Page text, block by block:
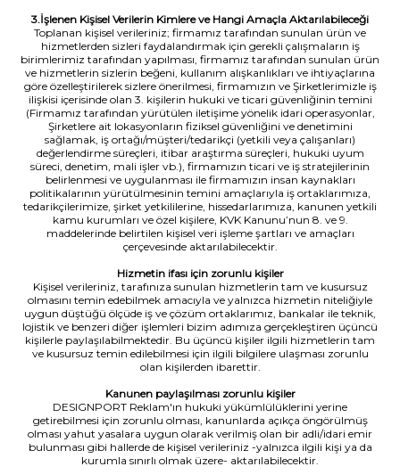
3.İşlenen Kişisel Verilerin Kimlere ve Hangi Amaçla Aktarılabileceği
Toplanan kişisel verileriniz; firmamız tarafından sunulan ürün ve
hizmetlerden sizleri faydalandırmak için gerekli çalışmaların iş
birimlerimiz tarafından yapılması, firmamız tarafından sunulan ürün
ve hizmetlerin sizlerin beğeni, kullanım alışkanlıkları ve ihtiyaçlarına
göre özelleştirilerek sizlere önerilmesi, firmamızın ve Şirketlerimizle iş
ilişkisi içerisinde olan 3. kişilerin hukuki ve ticari güvenliğinin temini
(Firmamız tarafından yürütülen iletişime yönelik idari operasyonlar,
Şirketlere ait lokasyonların fiziksel güvenliğini ve denetimini
sağlamak, iş ortağı/müşteri/tedarikçi (yetkili veya çalışanları)
değerlendirme süreçleri, itibar araştırma süreçleri, hukuki uyum
süreci, denetim, mali işler vb.), firmamızın ticari ve iş stratejilerinin
belirlenmesi ve uygulanması ile firmamızın insan kaynakları
politikalarının yürütülmesinin temini amaçlarıyla iş ortaklarımıza,
tedarikçilerimize, şirket yetkililerine, hissedarlarımıza, kanunen yetkili
kamu kurumları ve özel kişilere, KVK Kanunu’nun 8. ve 9.
maddelerinde belirtilen kişisel veri işleme şartları ve amaçları
çerçevesinde aktarılabilecektir.
Hizmetin ifası için zorunlu kişiler
Kişisel verileriniz, tarafınıza sunulan hizmetlerin tam ve kusursuz
olmasını temin edebilmek amacıyla ve yalnızca hizmetin niteliğiyle
uygun düştüğü ölçüde iş ve çözüm ortaklarımız, bankalar ile teknik,
lojistik ve benzeri diğer işlemleri bizim adımıza gerçekleştiren üçüncü
kişilerle paylaşılabilmektedir. Bu üçüncü kişiler ilgili hizmetlerin tam
ve kusursuz temin edilebilmesi için ilgili bilgilere ulaşması zorunlu
olan kişilerden ibarettir.
Kanunen paylaşılması zorunlu kişiler
DESIGNPORT Reklam'ın hukuki yükümlülüklerini yerine
getirebilmesi için zorunlu olması, kanunlarda açıkça öngörülmüş
olması yahut yasalara uygun olarak verilmiş olan bir adli/idari emir
bulunması gibi hallerde de kişisel verileriniz -yalnızca ilgili kişi ya da
kurumla sınırlı olmak üzere- aktarılabilecektir.